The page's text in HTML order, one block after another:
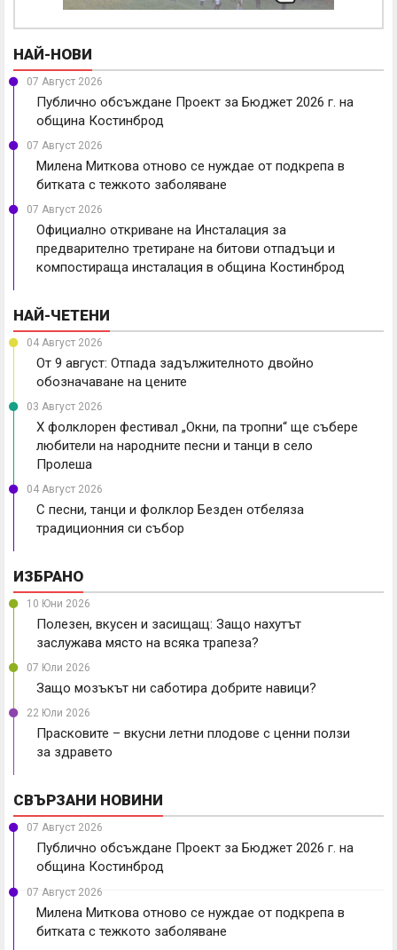
НАЙ-НОВИ
07 Август 2026
Публично обсъждане Проект за Бюджет 2026 г. на
община Костинброд
07 Август 2026
Милена Миткова отново се нуждае от подкрепа в
битката с тежкото заболяване
07 Август 2026
Официално откриване на Инсталация за
предварително третиране на битови отпадъци и
компостираща инсталация в община Костинброд
НАЙ-ЧЕТЕНИ
04 Август 2026
От 9 август: Отпада задължителното двойно
обозначаване на цените
03 Август 2026
X фолклорен фестивал „Окни, па тропни“ ще събере
любители на народните песни и танци в село
Пролеша
04 Август 2026
С песни, танци и фолклор Безден отбеляза
традиционния си събор
ИЗБРАНО
10 Юни 2026
Полезен, вкусен и засищащ: Защо нахутът
заслужава място на всяка трапеза?
07 Юли 2026
Защо мозъкът ни саботира добрите навици?
22 Юли 2026
Прасковите – вкусни летни плодове с ценни ползи
за здравето
СВЪРЗАНИ НОВИНИ
07 Август 2026
Публично обсъждане Проект за Бюджет 2026 г. на
община Костинброд
07 Август 2026
Милена Миткова отново се нуждае от подкрепа в
битката с тежкото заболяване